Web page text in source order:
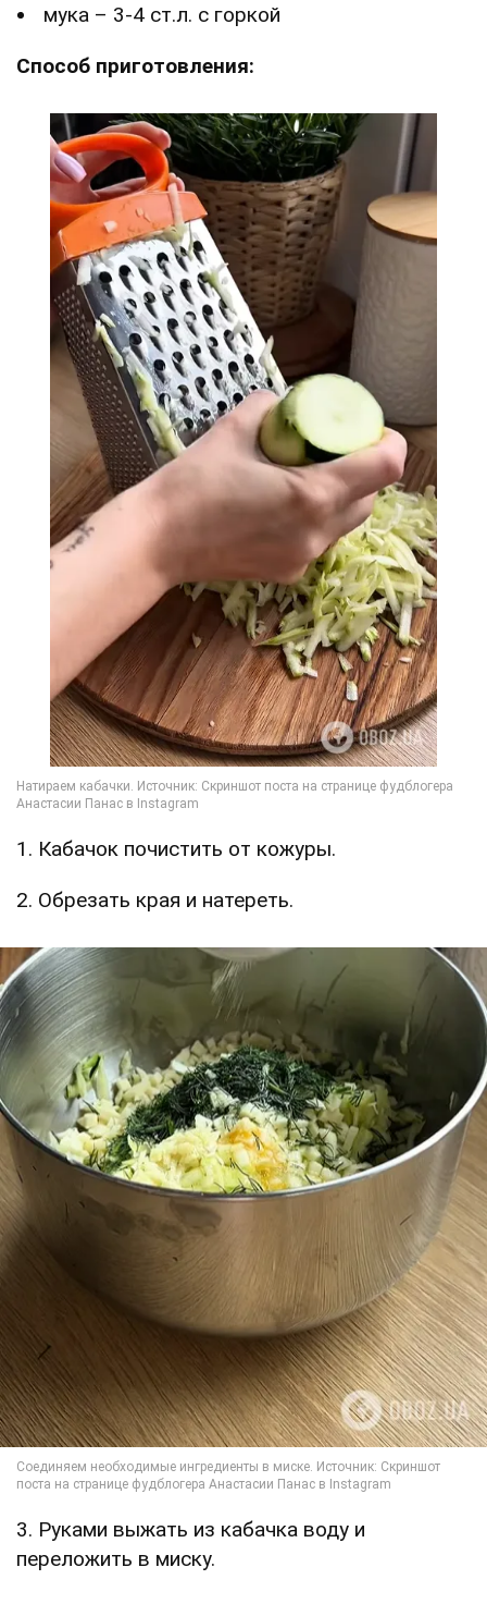
мука – 3-4 ст.л. с горкой
Способ приготовления:
1. Кабачок почистить от кожуры.
2. Обрезать края и натереть.
3. Руками выжать из кабачка воду и
переложить в миску.